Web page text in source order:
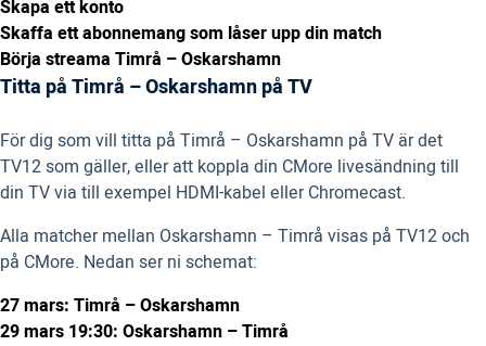
Skapa ett konto
Skaffa ett abonnemang som låser upp din match
Börja streama Timrå – Oskarshamn
Titta på Timrå – Oskarshamn på TV
För dig som vill titta på Timrå – Oskarshamn på TV är det
TV12 som gäller, eller att koppla din CMore livesändning till
din TV via till exempel HDMI-kabel eller Chromecast.
Alla matcher mellan Oskarshamn – Timrå visas på TV12 och
på CMore. Nedan ser ni schemat:
27 mars: Timrå – Oskarshamn
29 mars 19:30: Oskarshamn – Timrå